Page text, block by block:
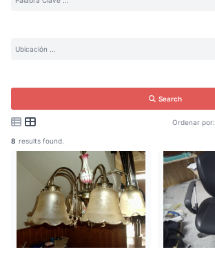
Search
Ordenar por:
8 results found.